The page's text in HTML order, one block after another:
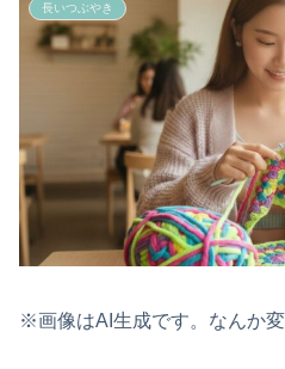
長いつぶやき
※画像はAI生成です。なんか変